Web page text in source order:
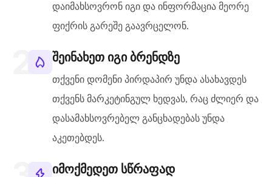
დაიმახსოვრონ იგი და ინფორმაცია მეორე
ფიქრის გარეშე გაავრცელონ.
შეინახეთ იგი ბრენდზე
თქვენი დომენი პირდაპირ უნდა ასახავდეს
თქვენს მარკეტინგულ ხედვას, რაც ძლიერ და
დასამახსოვრებელ განცხადებას უნდა
აკეთებდეს.
იმოქმედეთ სწრაფად